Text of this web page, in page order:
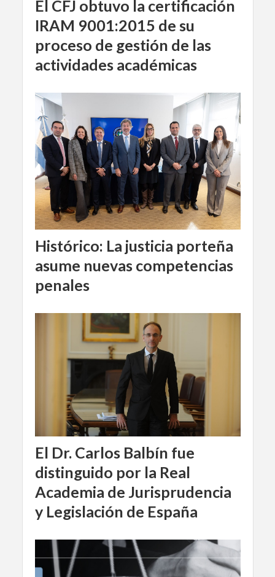
El CFJ obtuvo la certificación
IRAM 9001:2015 de su
proceso de gestión de las
actividades académicas
Histórico: La justicia porteña
asume nuevas competencias
penales
El Dr. Carlos Balbín fue
distinguido por la Real
Academia de Jurisprudencia
y Legislación de España